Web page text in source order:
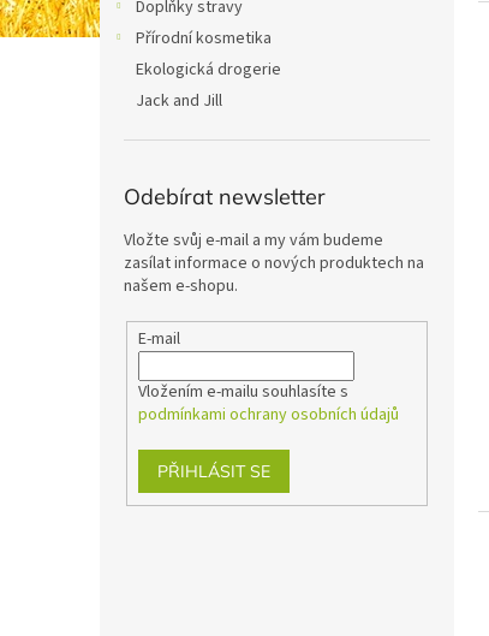
Doplňky stravy
Přírodní kosmetika
Ekologická drogerie
Jack and Jill
Odebírat newsletter
Vložte svůj e-mail a my vám budeme
zasílat informace o nových produktech na
našem e-shopu.
E-mail
Vložením e-mailu souhlasíte s
podmínkami ochrany osobních údajů
PŘIHLÁSIT SE